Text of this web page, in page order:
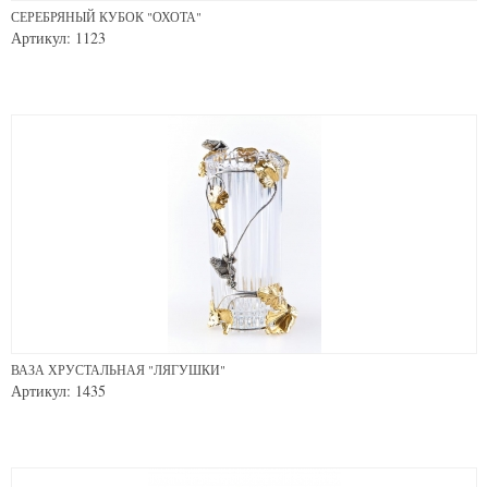
СЕРЕБРЯНЫЙ КУБОК "ОХОТА"
Артикул: 1123
ВАЗА ХРУСТАЛЬНАЯ "ЛЯГУШКИ"
Артикул: 1435